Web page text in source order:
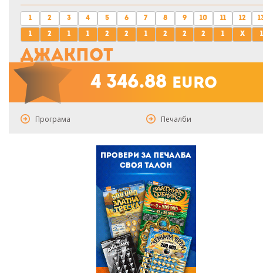
1
1
2
2
3
1
4
1
5
2
6
2
7
1
8
2
9
2
10
2
11
1
12
x 1
Джакпот
4 346.88 euro
Програма Печалби